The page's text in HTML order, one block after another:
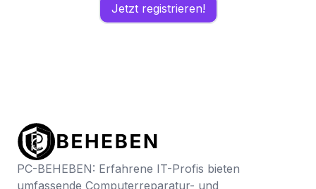
Jetzt registrieren!
PC-BEHEBEN: Erfahrene IT-Profis bieten
umfassende Computerreparatur- und